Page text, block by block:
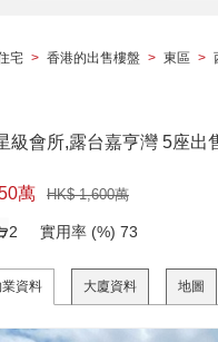
宅 > 香港的出售樓盤 > 東區 >
級會所,露台嘉亨灣 5座出
萬
HK$ 1,600萬
2 實用率 (%) 73
資料 大廈資料 地圖